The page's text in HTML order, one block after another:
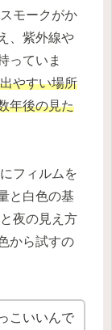
モークがか
、紫外線や
っていま
やすい場所
年後の見た
フィルムを
と白色の基
夜の見え方
から試すの
こいいんで